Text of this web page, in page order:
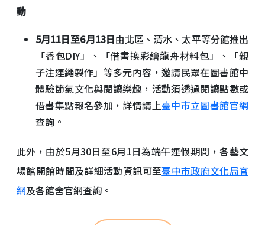
動
5月11日至6月13日由北區、清水、太平等分館推出
「香包DIY」、「借書換彩繪龍舟材料包」、「親
子注連繩製作」等多元內容，邀請民眾在圖書館中
體驗節氣文化與閱讀樂趣，活動須透過閱讀點數或
借書集點報名參加，詳情請上臺中市立圖書館官網
查詢。
此外，由於5月30日至6月1日為端午連假期間，各藝文
場館開館時間及詳細活動資訊可至臺中市政府文化局官
網及各館舍官網查詢。